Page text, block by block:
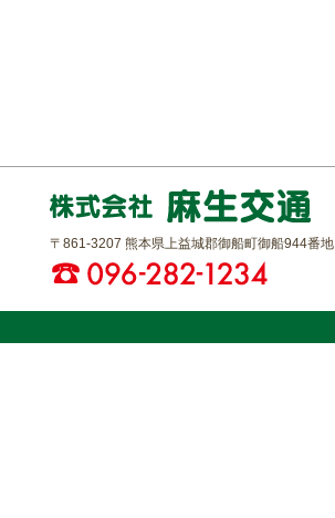
〒861-3207 熊本県上益城郡御船町御船944番地